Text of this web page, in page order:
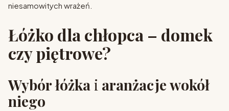
niesamowitych wrażeń.
Łóżko dla chłopca – domek
czy piętrowe?
Wybór łóżkai aranżacje wokół
niego